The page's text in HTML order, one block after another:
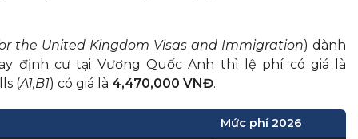
the United Kingdom Visas and Immigration) dành
định cư tại Vương Quốc Anh thì lệ phí có giá là
(A1,B1) có giá là 4,470,000 VNĐ.
Mức phí 2026